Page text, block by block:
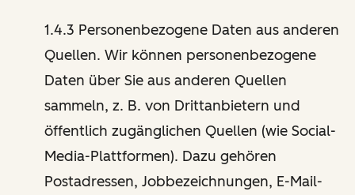
1.4.3 Personenbezogene Daten aus anderen
Quellen. Wir können personenbezogene
Daten über Sie aus anderen Quellen
sammeln, z. B. von Drittanbietern und
öffentlich zugänglichen Quellen (wie Social-
Media-Plattformen). Dazu gehören
Postadressen, Jobbezeichnungen, E-Mail-